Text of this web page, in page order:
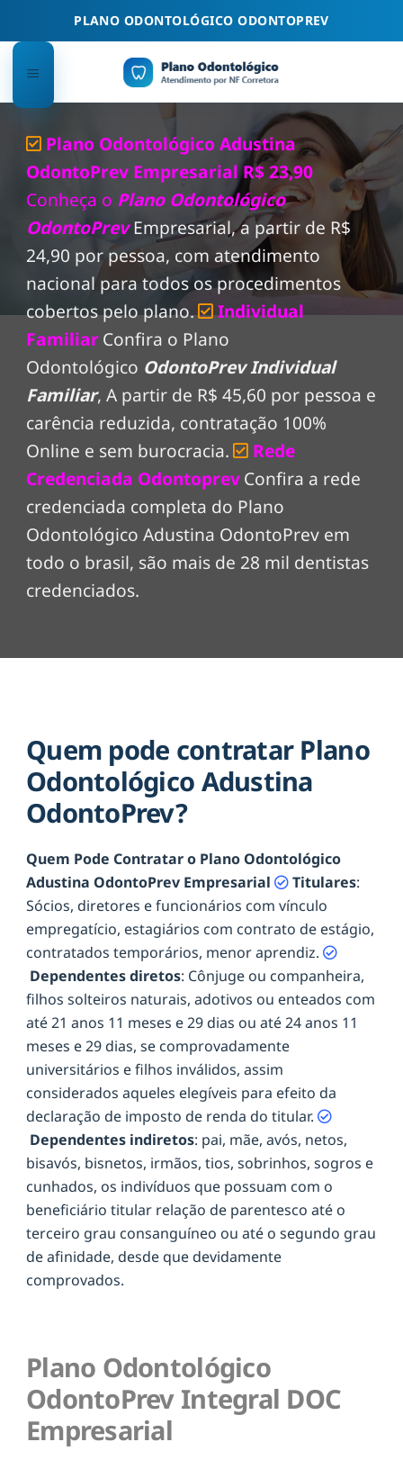
PLANO ODONTOLÓGICO ODONTOPREV
Plano Odontológico Adustina
OdontoPrev Empresarial R$ 23,90
Conheça o Plano Odontológico
OdontoPrev Empresarial, a partir de R$
24,90 por pessoa, com atendimento
nacional para todos os procedimentos
cobertos pelo plano.
Individual
FamiliarConfira o Plano
Odontológico OdontoPrev Individual
Familiar, A partir de R$ 45,60 por pessoa e
carência reduzida, contratação 100%
Online e sem burocracia.
Rede
Credenciada OdontoprevConfira a rede
credenciada completa do Plano
Odontológico Adustina OdontoPrev em
todo o brasil, são mais de 28 mil dentistas
credenciados.
Quem pode contratar Plano
Odontológico Adustina
OdontoPrev?
Quem Pode Contratar o Plano Odontológico
Adustina OdontoPrev Empresarial
Titulares:
Sócios, diretores e funcionários com vínculo
empregatício, estagiários com contrato de estágio,
contratados temporários, menor aprendiz.
Dependentes diretos: Cônjuge ou companheira,
filhos solteiros naturais, adotivos ou enteados com
até 21 anos 11 meses e 29 dias ou até 24 anos 11
meses e 29 dias, se comprovadamente
universitários e filhos inválidos, assim
considerados aqueles elegíveis para efeito da
declaração de imposto de renda do titular.
Dependentes indiretos: pai, mãe, avós, netos,
bisavós, bisnetos, irmãos, tios, sobrinhos, sogros e
cunhados, os indivíduos que possuam com o
beneficiário titular relação de parentesco até o
terceiro grau consanguíneo ou até o segundo grau
de afinidade, desde que devidamente
comprovados.
Plano Odontológico
OdontoPrev Integral DOC
Empresarial